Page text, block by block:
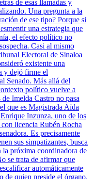
de esas llamadas y
Una pregunta a la
de ese tipo? Porque si
una estrategia que
el efecto político no
Casi al mismo
Electoral de Sinaloa
existente una
y dejó firme el
Senado. Más allá del
político vuelve a
Imelda Castro no pasa
que es Magistrada Aída
Inzunza, uno de los
licencia Rubén Rocha
Es precisamente
sus simpatizantes, busca
la próxima coordinadora de
se trata de afirmar que
automáticamente
de quien preside el órgano.